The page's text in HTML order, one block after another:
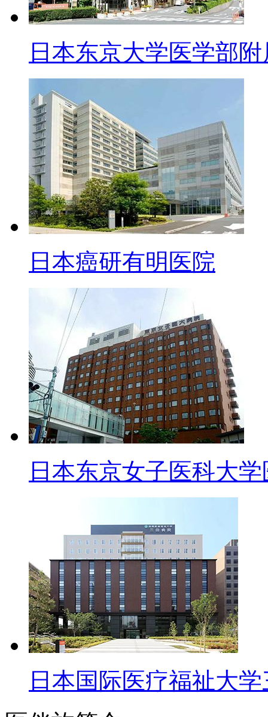
日本东京大学医学部
日本癌研有明医院
日本东京女子医科大
日本国际医疗福祉大